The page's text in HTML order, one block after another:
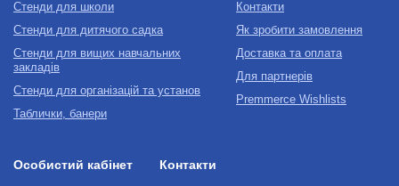
Стенди для школи
Стенди для дитячого садка
Стенди для вищих навчальних
закладів
Стенди для організацій та установ
Таблички, банери
Контакти
Як зробити замовлення
Доставка та оплата
Для партнерів
Premmerce Wishlists
Особистий кабінет Контакти